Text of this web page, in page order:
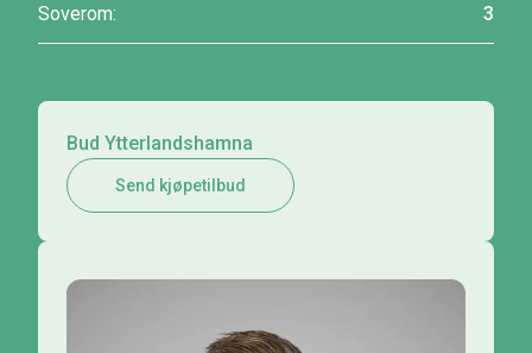
Soverom: 3
Bud Ytterlandshamna
Send kjøpetilbud